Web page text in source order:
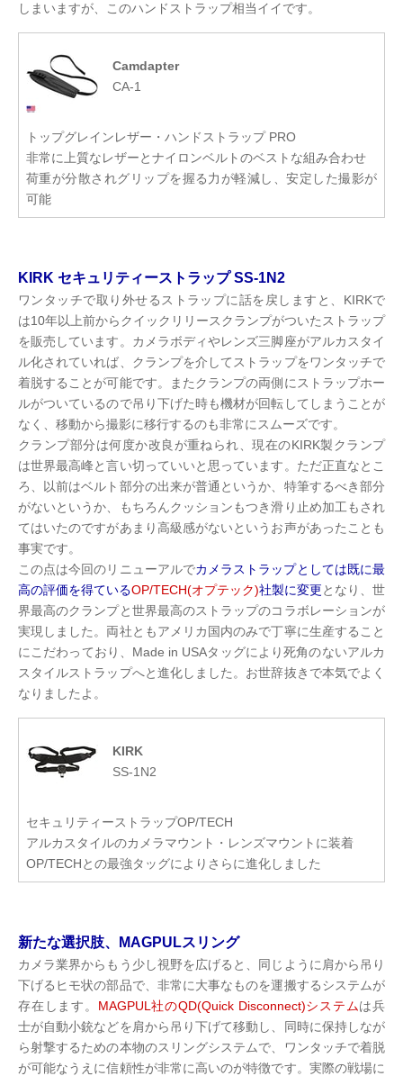
しまいますが、このハンドストラップ相当イイです。
Camdapter
CA-1
トップグレインレザー・ハンドストラップ PRO
非常に上質なレザーとナイロンベルトのベストな組み合わせ
荷重が分散されグリップを握る力が軽減し、安定した撮影が
可能
KIRK セキュリティーストラップ SS-1N2
ワンタッチで取り外せるストラップに話を戻しますと、KIRKで
は10年以上前からクイックリリースクランプがついたストラップ
を販売しています。カメラボディやレンズ三脚座がアルカスタイ
ル化されていれば、クランプを介してストラップをワンタッチで
着脱することが可能です。またクランプの両側にストラップホー
ルがついているので吊り下げた時も機材が回転してしまうことが
なく、移動から撮影に移行するのも非常にスムーズです。
クランプ部分は何度か改良が重ねられ、現在のKIRK製クランプ
は世界最高峰と言い切っていいと思っています。ただ正直なとこ
ろ、以前はベルト部分の出来が普通というか、特筆するべき部分
がないというか、もちろんクッションもつき滑り止め加工もされ
てはいたのですがあまり高級感がないというお声があったことも
事実です。
この点は今回のリニューアルでカメラストラップとしては既に最
高の評価を得ているOP/TECH(オプテック)社製に変更となり、世
界最高のクランプと世界最高のストラップのコラボレーションが
実現しました。両社ともアメリカ国内のみで丁寧に生産すること
にこだわっており、Made in USAタッグにより死角のないアルカ
スタイルストラップへと進化しました。お世辞抜きで本気でよく
なりましたよ。
KIRK
SS-1N2
セキュリティーストラップOP/TECH
アルカスタイルのカメラマウント・レンズマウントに装着
OP/TECHとの最強タッグによりさらに進化しました
新たな選択肢、MAGPULスリング
カメラ業界からもう少し視野を広げると、同じように肩から吊り
下げるヒモ状の部品で、非常に大事なものを運搬するシステムが
存在します。 MAGPUL社のQD(Quick Disconnect)システムは兵
士が自動小銃などを肩から吊り下げて移動し、同時に保持しなが
ら射撃するための本物のスリングシステムで、ワンタッチで着脱
が可能なうえに信頼性が非常に高いのが特徴です。実際の戦場に